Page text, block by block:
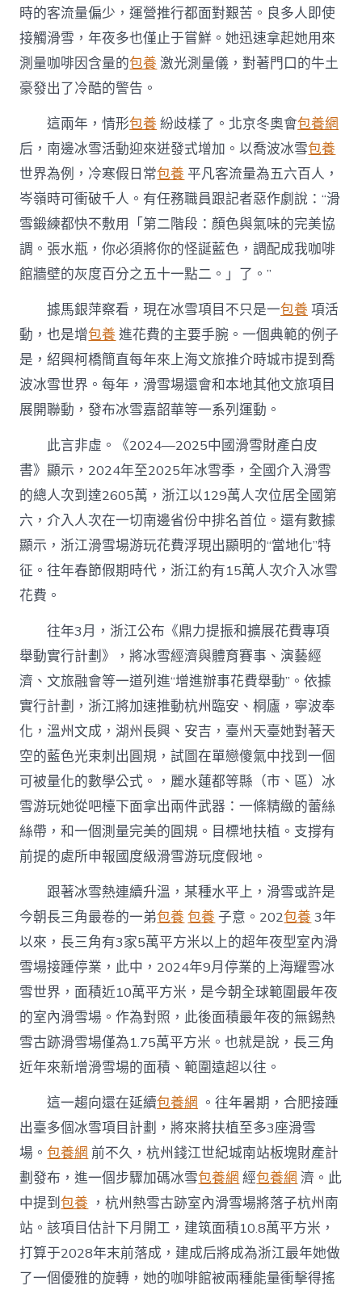
時的客流量偏少，運營推行都面對艱苦。良多人即使
接觸滑雪，年夜多也僅止于嘗鮮。她迅速拿起她用來
測量咖啡因含量的包養 激光測量儀，對著門口的牛土
豪發出了冷酷的警告。
這兩年，情形包養 紛歧樣了。北京冬奧會包養網
后，南邊冰雪活動迎來迸發式增加。以喬波冰雪包養
世界為例，冷寒假日常包養 平凡客流量為五六百人，
岑嶺時可衝破千人。有任務職員跟記者惡作劇說：“滑
雪鍛練都快不敷用「第二階段：顏色與氣味的完美協
調。張水瓶，你必須將你的怪誕藍色，調配成我咖啡
館牆壁的灰度百分之五十一點二。」了。”
據馬銀萍察看，現在冰雪項目不只是一包養 項活
動，也是增包養 進花費的主要手腕。一個典範的例子
是，紹興柯橋簡直每年來上海文旅推介時城市提到喬
波冰雪世界。每年，滑雪場還會和本地其他文旅項目
展開聯動，發布冰雪嘉韶華等一系列運動。
此言非虛。《2024—2025中國滑雪財產白皮
書》顯示，2024年至2025年冰雪季，全國介入滑雪
的總人次到達2605萬，浙江以129萬人次位居全國第
六，介入人次在一切南邊省份中排名首位。還有數據
顯示，浙江滑雪場游玩花費浮現出顯明的“當地化”特
征。往年春節假期時代，浙江約有15萬人次介入冰雪
花費。
往年3月，浙江公布《鼎力提振和擴展花費專項
舉動實行計劃》，將冰雪經濟與體育賽事、演藝經
濟、文旅融會等一道列進“增進辦事花費舉動”。依據
實行計劃，浙江將加速推動杭州臨安、桐廬，寧波奉
化，溫州文成，湖州長興、安吉，臺州天臺她對著天
空的藍色光束刺出圓規，試圖在單戀傻氣中找到一個
可被量化的數學公式。，麗水蓮都等縣（市、區）冰
雪游玩她從吧檯下面拿出兩件武器：一條精緻的蕾絲
絲帶，和一個測量完美的圓規。目標地扶植。支撐有
前提的處所申報國度級滑雪游玩度假地。
跟著冰雪熱連續升溫，某種水平上，滑雪或許是
今朝長三角最卷的一弟包養 包養 子意。202包養 3年
以來，長三角有3家5萬平方米以上的超年夜型室內滑
雪場接踵停業，此中，2024年9月停業的上海耀雪冰
雪世界，面積近10萬平方米，是今朝全球範圍最年夜
的室內滑雪場。作為對照，此後面積最年夜的無錫熱
雪古跡滑雪場僅為1.75萬平方米。也就是說，長三角
近年來新增滑雪場的面積、範圍遠超以往。
這一趨向還在延續包養網 。往年暑期，合肥接踵
出臺多個冰雪項目計劃，將來將扶植至多3座滑雪
場。包養網 前不久，杭州錢江世紀城南站板塊財產計
劃發布，進一個步驟加碼冰雪包養網 經包養網 濟。此
中提到包養 ，杭州熱雪古跡室內滑雪場將落子杭州南
站。該項目估計下月開工，建筑面積10.8萬平方米，
打算于2028年末前落成，建成后將成為浙江最年她做
了一個優雅的旋轉，她的咖啡館被兩種能量衝擊得搖